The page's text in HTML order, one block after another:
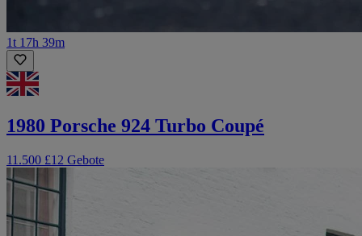
1t 17h 39m
1980 Porsche 924 Turbo Coupé
11.500 £12 Gebote